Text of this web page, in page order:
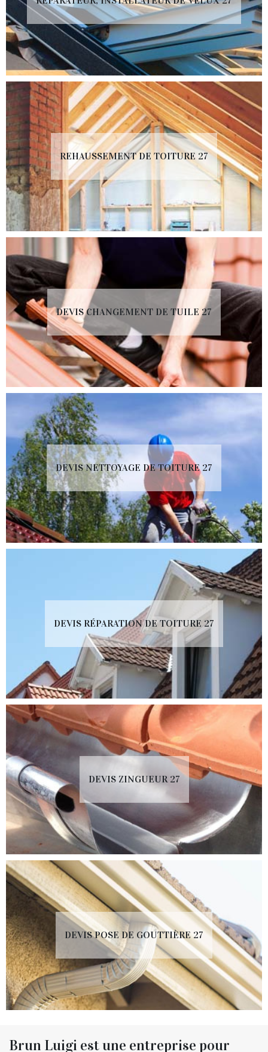
REHAUSSEMENT DE TOITURE 27
DEVIS CHANGEMENT DE TUILE 27
DEVIS NETTOYAGE DE TOITURE 27
DEVIS RÉPARATION DE TOITURE 27
DEVIS ZINGUEUR 27
DEVIS POSE DE GOUTTIÈRE 27
Brun Luigi est une entreprise pour